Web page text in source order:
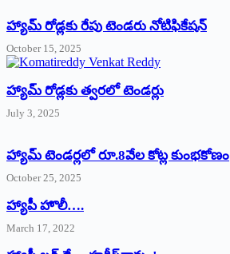
హ్యామ్‌ రోడ్లకు రేపు టెండరు నోటిఫికేషన్‌
October 15, 2025
హ్యామ్‌ రోడ్లకు త్వరలో టెండర్లు
July 3, 2025
హ్యామ్‌ ‌టెండర్లలో రూ.8వేల కోట్ల కుంభకోణం
October 25, 2025
హ్యాపీ హొలీ….
March 17, 2022